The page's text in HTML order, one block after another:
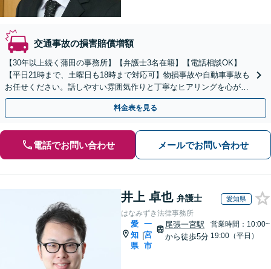
交通事故の損害賠償増額
【30年以上続く蒲田の事務所】【弁護士3名在籍】【電話相談OK】
【平日21時まで、土曜日も18時まで対応可】物損事故や自動車事故も
お任せください。話しやすい雰囲気作りと丁寧なヒアリングを心がけ
ております。納得のいく結果を得るためにご相談を
料金表を見る
電話でお問い合わせ メールでお問い合わせ
井上 卓也 弁護士 愛知県
はなみずき法律事務所
愛
知
県
|
一
宮
市
尾張一宮駅
から徒歩5分
営業時間：10:00~
19:00（平日）